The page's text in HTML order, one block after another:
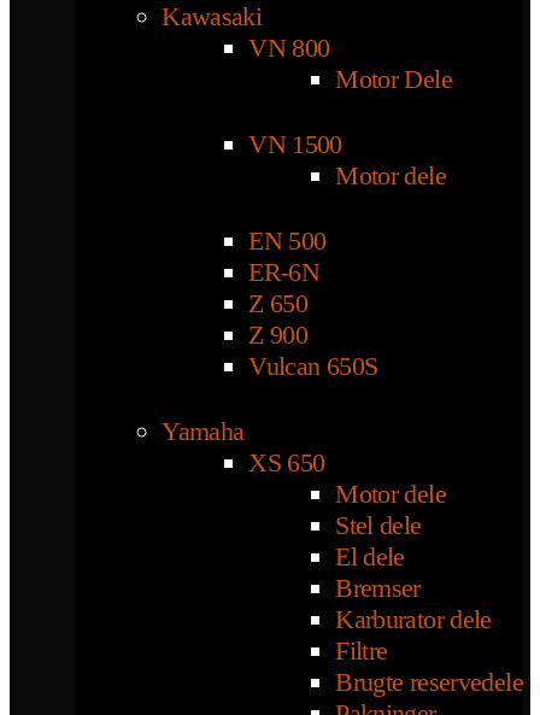
Kawasaki
VN 800
Motor Dele
VN 1500
Motor dele
EN 500
ER-6N
Z 650
Z 900
Vulcan 650S
Yamaha
XS 650
Motor dele
Stel dele
El dele
Bremser
Karburator dele
Filtre
Brugte reservedele